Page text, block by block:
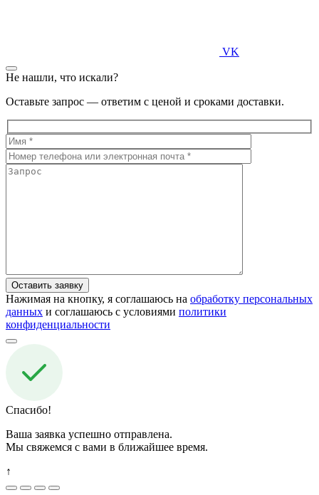
VK
Не нашли, что искали?
Оставьте запрос — ответим с ценой и сроками доставки.
Нажимая на кнопку, я соглашаюсь на обработку персональных
данных и соглашаюсь с условиями политики
конфиденциальности
Спасибо!
Ваша заявка успешно отправлена.
Мы свяжемся с вами в ближайшее время.
↑